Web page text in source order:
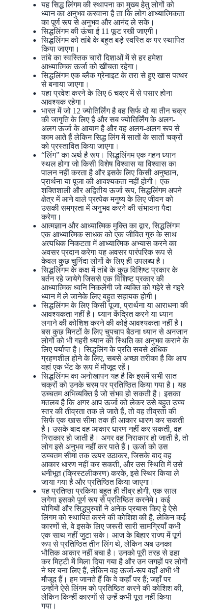
यह सिद्ध लिंगम की स्थापना का मुख्य हेतु लोगों को
ध्यान का अनुभव करवाना है ता कि लोग आध्यात्मिकता
का पूर्ण रूप से अनुभव और आनंद ले सके।
सिद्धलिंगम की ऊंचा ई 11 फूट रखी जाएगी।
सिद्धलिंगम को तांबे के बहुत बड़े स्वस्ति क पर स्थापित
किया जाएगा।
तांबे का स्वस्तिक चारों दिशाओं में से हर हमेशा
आध्यात्मिक ऊर्जा को खींचता रहेगा।
सिद्धलिंगम एक ब्लैक ग्रेनाइट के तरा से हुए खास पत्थर
से बनाया जाएगा।
यहा प्रवेश करने के लिए 6 चक्र में से पसार होना
आवश्यक रहेगा।
भारत में जो 12 ज्योतिर्लिंग है वह सिर्फ दो या तीन चक्र
की जागृति के लिए है और सब ज्योतिर्लिंग के अलग-
अलग ऊर्जा के आयाम है और वह अलग-अलग रूप से
काम आते हैं लेकिन सिद्ध लिंग में सातों के सातों चक्रों
को प्रस्तावित किया जाएगा।
“लिंग” का अर्थ है रूप। सिद्धलिंगम एक गहन ध्यान
स्थल होगा जो किसी विशेष विश्वास या विश्वास का
पालन नहीं करता है और इसके लिए किसी अनुष्ठान,
प्रार्थना या पूजा की आवश्यकता नहीं होगी। एक
शक्तिशाली और अद्वितीय ऊर्जा रूप, सिद्धलिंगम अपने
क्षेत्र में आने वाले प्रत्येक मनुष्य के लिए जीवन को
उसकी समग्रता में अनुभव करने की संभावना पैदा
करेगा।
आत्मज्ञान और आध्यात्मिक मुक्ति का द्वार, सिद्धलिंगम
एक आध्यात्मिक साधक को एक जीवित गुरु के साथ
अत्यधिक निकटता में आध्यात्मिक अभ्यास करने का
अवसर प्रदान करेगा यह अवसर पारंपरिक रूप से
केवल कुछ चुनिंदा लोगों के लिए ही उपलब्ध है।
सिद्धलिंगम के कक्ष में तांबे के कुछ विशिष्ट प्रकार के
बर्तन रहे जायेगे जिससे एक विशिष्ट प्रकार की
आध्यात्मिक ध्वनि निकलेंगी जो व्यक्ति को गहेरे से गहरे
ध्यान में ले जानेके लिए बहुत सहायक होगी।
सिद्धलिंगम के लिए किसी पूजा, प्रार्थना या आराधना की
आवश्यकता नहीं है। ध्यान केंद्रित करने या ध्यान
लगाने की कोशिश करने की कोई आवश्यकता नहीं है।
बस कुछ मिनटों के लिए चुपचाप बैठना ध्यान से अनजान
लोगों को भी गहरी ध्यान की स्थिति का अनुभव कराने के
लिए पर्याप्त है। सिद्धलिंग के प्रति सबसे अधिक
ग्रहणशील होने के लिए, सबसे अच्छा तरीका है कि आप
वहां एक भेंट के रूप में मौजूद रहें।
सिद्धलिंगम का अनोखापन यह है कि इसमें सभी सात
चक्रों को उनके चरम पर प्रतिष्ठित किया गया है। यह
उच्चतम अभिव्यक्ति है जो संभव हो सकती है। इसका
मतलब है कि अगर आप ऊर्जा को लेकर उसे बहुत उच्च
स्तर की तीव्रता तक ले जाते हैं, तो वह तीव्रता की
सिर्फ एक खास सीमा तक ही आकार धारण कर सकती
है। उसके बाद वह आकार धारण नहीं कर सकती, वह
निराकार हो जाती है। अगर वह निराकार हो जाती है, तो
लोग इसे अनुभव नहीं कर पाते हैं। ऊर्जा को उस
उच्चतम सीमा तक ऊपर उठाकर, जिसके बाद वह
आकार धारण नहीं कर सकती, और उस स्थिति में उसे
धनीभूत (क्रिस्टलीकरण) करके, इसे स्थिर किया ले
जाया गया है और प्रतिष्ठित किया जाएगा।
यह प्रतिष्ठा प्रकिया बहुत ही तीव्र होगी, एक साल
लगेगा इसको पूर्ण रूप से प्रतिष्ठित करनेमे। कई
योगियों और सिद्धपुरुशों ने अनेक प्रयास किए हे ऐसे
लिंगम को स्थापित करने की कोशिश की है, लेकिन कई
कारणों से, वे इसके लिए जरूरी सारी सामग्रियाँ कभी
एक साथ नहीं जुटा सके। आज के बिहार राज्य में पूर्ण
रूप से प्रतिष्ठित तीन लिंग थे, लेकिन अब उनका
भौतिक आकार नहीं बचा है। उनको पूरी तरह से ढहा
कर मिट्टी में मिला दिया गया है और उन जगहों पर लोगों
ने घर बना लिए हैं, लेकिन वह ऊर्जा-रूप वहाँ अभी भी
मौजूद हैं। हम जानते हैं कि वे कहाँ पर हैं; जहाँ पर
उन्होंने ऐसे लिंगम को प्रतिष्ठित करने की कोशिश की,
लेकिन किन्हीं कारणों से उन्हें कभी पूरा नहीं किया
गया।